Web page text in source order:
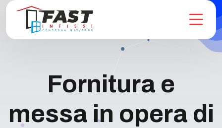
Fornitura e
messa in opera di